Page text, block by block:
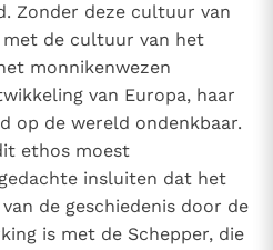
Zonder deze cultuur van
met de cultuur van het
monnikenwezen
van Europa, haar
op de wereld ondenkbaar.
ethos moest
insluiten dat het
de geschiedenis door de
is met de Schepper, die